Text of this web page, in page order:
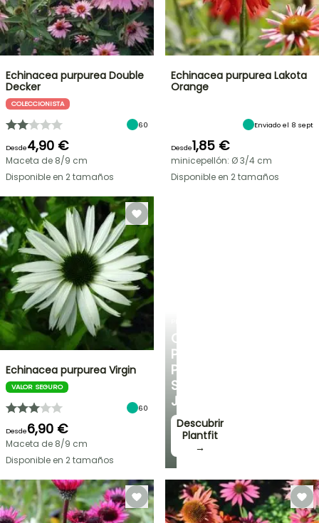
CONSEJOS
PERSONALIZADOS
PARA
SU
JARDÍN
Descubrir
Plantfit
→
Echinacea purpurea Double
Decker
COLECCIONISTA
60
Desde4,90 €
Maceta de 8/9 cm
Disponible en 2 tamaños
Echinacea purpurea Lakota
Orange
Enviado el 8 sept
Desde1,85 €
minicepellón: Ø 3/4 cm
Disponible en 2 tamaños
Echinacea purpurea Virgin
VALOR SEGURO
60
Desde6,90 €
Maceta de 8/9 cm
Disponible en 2 tamaños